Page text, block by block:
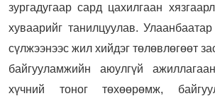
зургадугаар сард цахилгаан
хуваарийг танилцуулав. Улаанбаатар
сүлжээнээс жил хийдэг төлөвлөгөөт
байгууламжийн аюулгүй
хүчний тоног төхөөрөмж,